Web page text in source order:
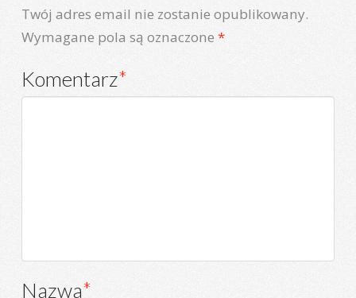
Twój adres email nie zostanie opublikowany.
Wymagane pola są oznaczone *
Komentarz*
Nazwa*